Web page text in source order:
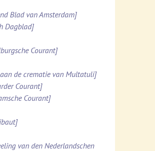
Blad van Amsterdam]
Dagblad]
Courant]
de crematie van Multatuli]
Courant]
Courant]
van den Nederlandschen